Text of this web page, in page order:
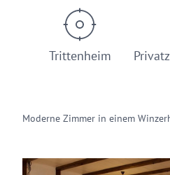
Trittenheim
Moderne Zimmer in einem